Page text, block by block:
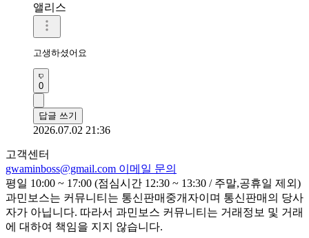
앨리스
고생하셨어요
0
답글 쓰기
2026.07.02 21:36
고객센터
gwaminboss@gmail.com 이메일 문의
평일 10:00 ~ 17:00 (점심시간 12:30 ~ 13:30 / 주말,공휴일 제외)
과민보스는 커뮤니티는 통신판매중개자이며 통신판매의 당사
자가 아닙니다. 따라서 과민보스 커뮤니티는 거래정보 및 거래
에 대하여 책임을 지지 않습니다.